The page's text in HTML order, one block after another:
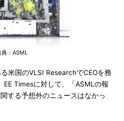
典：ASML
米国のVLSI ResearchでCEOを務
Timesに対して、「ASMLの報
する予想外のニュースはなかっ